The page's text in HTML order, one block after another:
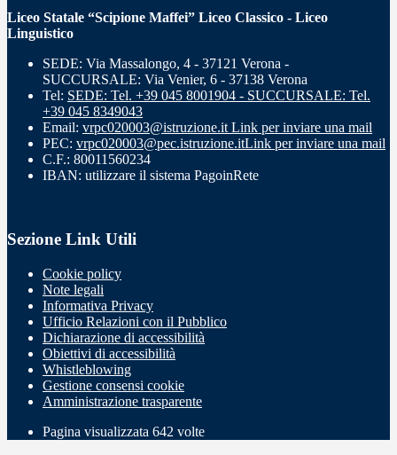
Liceo Statale “Scipione Maffei” Liceo Classico - Liceo
Linguistico
SEDE: Via Massalongo, 4 - 37121 Verona -
SUCCURSALE: Via Venier, 6 - 37138 Verona
Tel: SEDE: Tel. +39 045 8001904 - SUCCURSALE: Tel.
+39 045 8349043
Email: vrpc020003@istruzione.it Link per inviare una mail
PEC: vrpc020003@pec.istruzione.itLink per inviare una mail
C.F.: 80011560234
IBAN: utilizzare il sistema PagoinRete
Sezione Link Utili
Cookie policy
Note legali
Informativa Privacy
Ufficio Relazioni con il Pubblico
Dichiarazione di accessibilità
Obiettivi di accessibilità
Whistleblowing
Gestione consensi cookie
Amministrazione trasparente
Pagina visualizzata 642 volte